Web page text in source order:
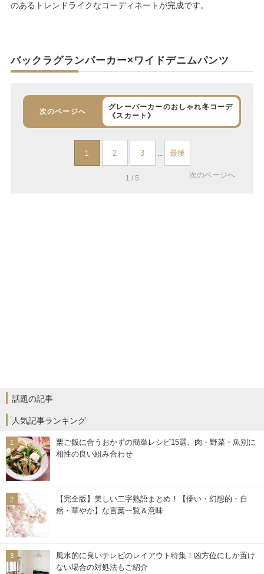
のあるトレンドライクなコーディネートが完成です。
バックラグランパーカー×ワイドデニムパンツ
次のページへ
グレーパーカーのおしゃれ冬コーデ
《スカート》
1 2 3 ... 最後
1 / 5 次のページへ
話題の記事
人気記事ランキング
栗ご飯に合うおかずの簡単レシピ15選。肉・野菜・魚別に
相性の良い組み合わせ
【完全版】美しい二字熟語まとめ！【儚い・幻想的・自
然・華やか】な言葉一覧＆意味
風水的に良いテレビのレイアウト特集！凶方位にしか置け
ない場合の対処法もご紹介